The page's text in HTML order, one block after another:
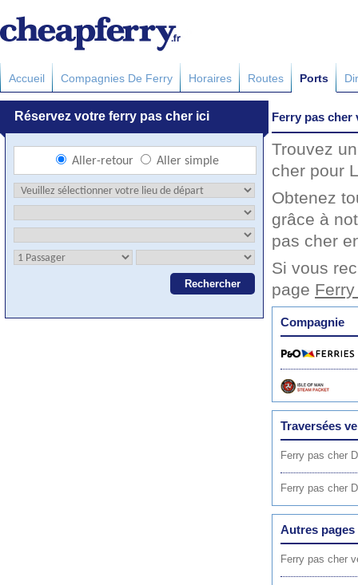
Accueil Compagnies De Ferry Horaires Routes Ports
Ferry pas cher
Trouvez
cher pour
Obtenez
grâce à
pas cher
Si vous
page
Compagnie
Traversées
Ferry pas cher
Ferry pas cher
Autres pages
Ferry pas cher